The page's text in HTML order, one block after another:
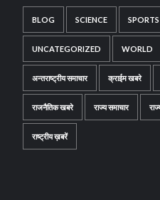
BLOG SCIENCE SPORTS
UNCATEGORIZED WORLD
अन्तराष्ट्रीय समाचार क्राईम खबरे
राजनैतिक खबरे राज्य समाचार
राष्ट्रीय ख़बरें